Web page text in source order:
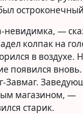
—
колпак на
в воздухе.
появился
Завмаг.
магазином, —
старик.